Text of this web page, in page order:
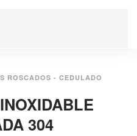
ROSCADOS - CEDULADO
304